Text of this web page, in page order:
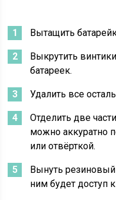
Вытащить
Выкрутить
батареек.
Удалить все
Отделить две
можно аккуратно
или отвёрткой.
Вынуть
ним будет доступ